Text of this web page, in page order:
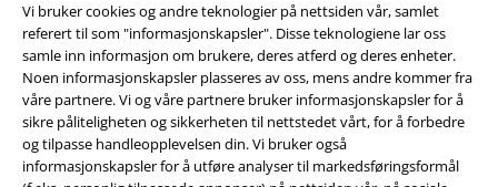
Vi bruker cookies og andre teknologier på nettsiden vår, samlet
referert til som "informasjonskapsler". Disse teknologiene lar oss
samle inn informasjon om brukere, deres atferd og deres enheter.
Noen informasjonskapsler plasseres av oss, mens andre kommer fra
våre partnere. Vi og våre partnere bruker informasjonskapsler for å
sikre påliteligheten og sikkerheten til nettstedet vårt, for å forbedre
og tilpasse handleopplevelsen din. Vi bruker også
informasjonskapsler for å utføre analyser til markedsføringsformål